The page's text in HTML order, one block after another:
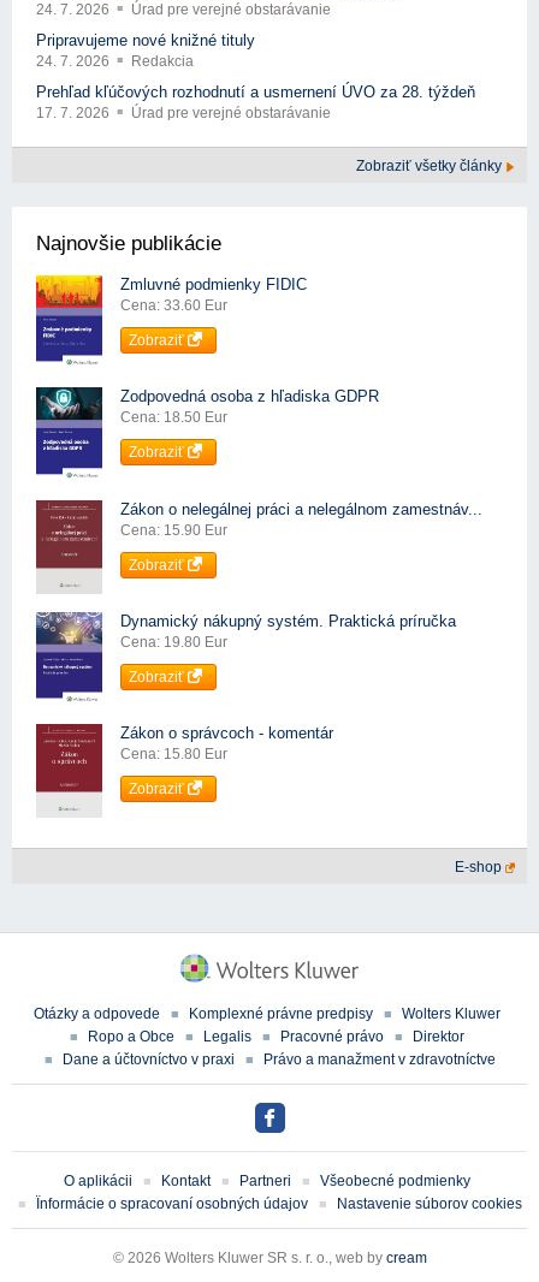
24. 7. 2026 Úrad pre verejné obstarávanie
Pripravujeme nové knižné tituly
24. 7. 2026 Redakcia
Prehľad kľúčových rozhodnutí a usmernení ÚVO za 28. týždeň
17. 7. 2026 Úrad pre verejné obstarávanie
Zobraziť všetky články
Najnovšie publikácie
Zmluvné podmienky FIDIC
Cena: 33.60 Eur
Zobraziť
Zodpovedná osoba z hľadiska GDPR
Cena: 18.50 Eur
Zobraziť
Zákon o nelegálnej práci a nelegálnom zamestnáv...
Cena: 15.90 Eur
Zobraziť
Dynamický nákupný systém. Praktická príručka
Cena: 19.80 Eur
Zobraziť
Zákon o správcoch - komentár
Cena: 15.80 Eur
Zobraziť
E-shop
Otázky a odpovede Komplexné právne predpisy
Wolters Kluwer
Ropo a Obce
Legalis Pracovné právo
Direktor
Dane a účtovníctvo v praxi
Právo a manažment v zdravotníctve
O aplikácii Kontakt Partneri
Všeobecné podmienky
Ïnformácie o spracovaní osobných údajov
Nastavenie súborov cookies
© 2026 Wolters Kluwer SR s. r. o., web by cream